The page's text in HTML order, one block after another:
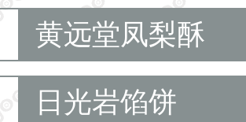
黄远堂凤梨酥
日光岩馅饼